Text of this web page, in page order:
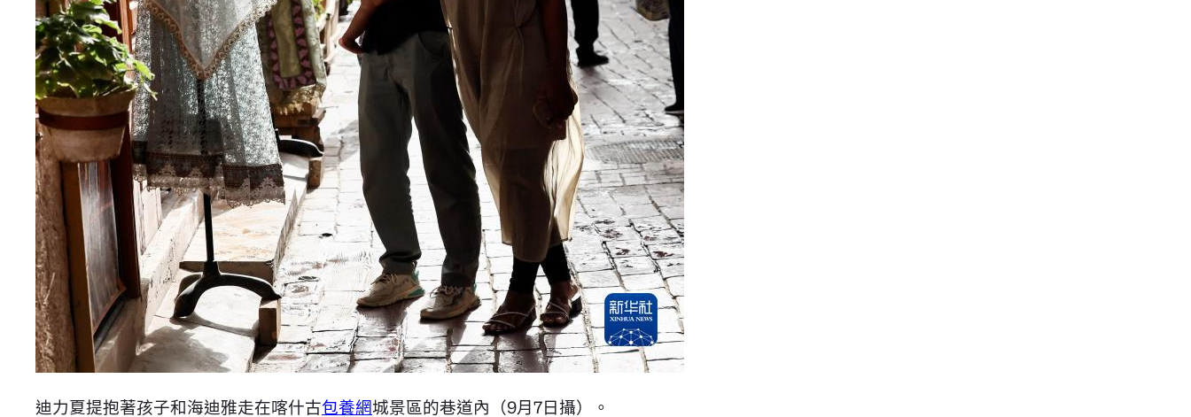
迪力夏提抱著孩子和海迪雅走在喀什古包養網城景區的巷道內（9月7日攝）。